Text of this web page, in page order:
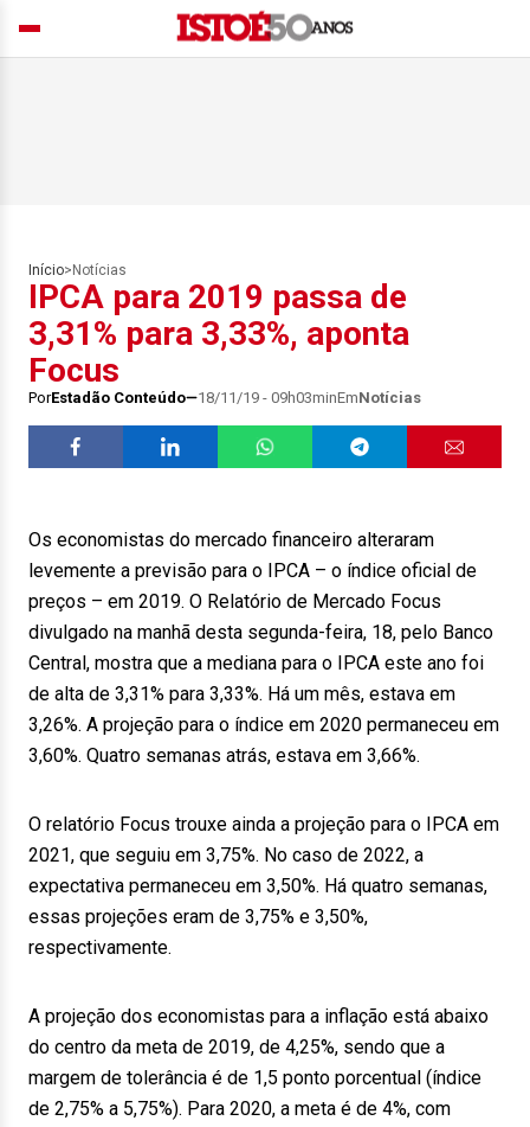
Início> Notícias
IPCA para 2019 passa de
3,31% para 3,33%, aponta
Focus
PorEstadão Conteúdo 18/11/19 - 09h03minEmNotícias
Os economistas do mercado financeiro alteraram
levemente a previsão para o IPCA – o índice oficial de
preços – em 2019. O Relatório de Mercado Focus
divulgado na manhã desta segunda-feira, 18, pelo Banco
Central, mostra que a mediana para o IPCA este ano foi
de alta de 3,31% para 3,33%. Há um mês, estava em
3,26%. A projeção para o índice em 2020 permaneceu em
3,60%. Quatro semanas atrás, estava em 3,66%.
O relatório Focus trouxe ainda a projeção para o IPCA em
2021, que seguiu em 3,75%. No caso de 2022, a
expectativa permaneceu em 3,50%. Há quatro semanas,
essas projeções eram de 3,75% e 3,50%,
respectivamente.
A projeção dos economistas para a inflação está abaixo
do centro da meta de 2019, de 4,25%, sendo que a
margem de tolerância é de 1,5 ponto porcentual (índice
de 2,75% a 5,75%). Para 2020, a meta é de 4%, com